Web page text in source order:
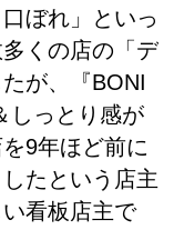
ぼれ」といっ
くの店の「デ
が、『BONI
しっとり感が
9年ほど前に
たという店主
看板店主で